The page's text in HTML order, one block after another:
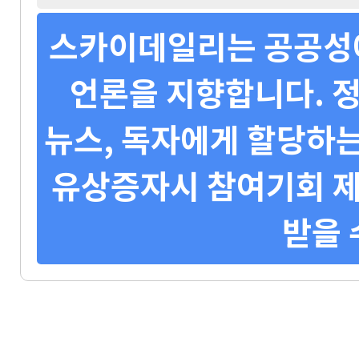
스카이데일리는 공공
언론을 지향합니다.
뉴스, 독자에게 할당하
유상증자시 참여기회
받을